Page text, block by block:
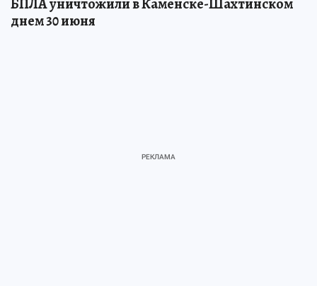
БПЛА уничтожили в Каменске-Шахтинском
днем 30 июня